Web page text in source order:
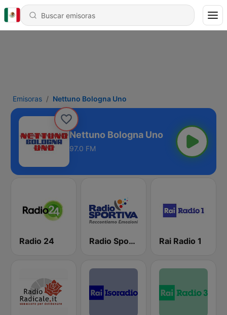
Emisoras Nettuno Bologna Uno
Nettuno Bologna Uno
97.0 FM
Radio 24 Radio Sportiva Rai Radio 1